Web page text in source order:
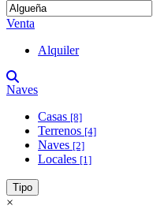
Venta
Alquiler
Naves
Casas [8]
Terrenos [4]
Naves [2]
Locales [1]
Tipo
×